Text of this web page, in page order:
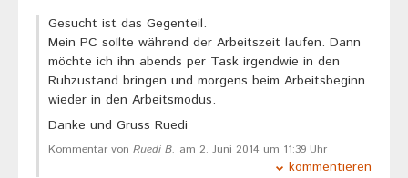
Gesucht ist das Gegenteil.
Mein PC sollte während der Arbeitszeit laufen. Dann
möchte ich ihn abends per Task irgendwie in den
Ruhzustand bringen und morgens beim Arbeitsbeginn
wieder in den Arbeitsmodus.
Danke und Gruss Ruedi
Kommentar von Ruedi B. am 2. Juni 2014 um 11:39 Uhr
kommentieren